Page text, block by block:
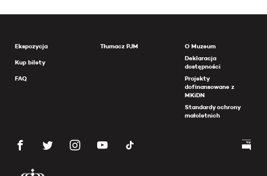
Ekspozycja
Kup bilety
FAQ
Tłumacz PJM
O Muzeum
Deklaracja
dostępności
Projekty
dofinansowane z
MKiDN
Standardy ochrony
małoletnich